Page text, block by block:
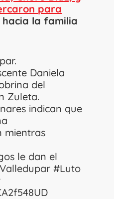
para
hacia la familia
Daniela
del
Zuleta.
indican que
mientras
le dan el
#Luto